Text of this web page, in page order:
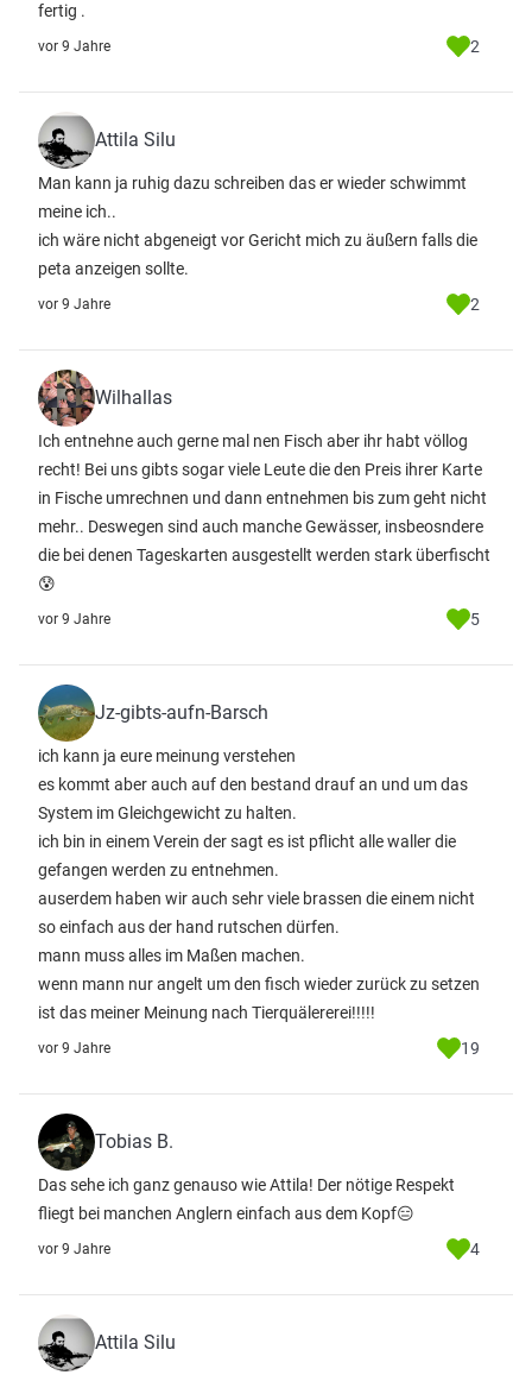
fertig .
vor 9 Jahre 2
Attila Silu
Man kann ja ruhig dazu schreiben das er wieder schwimmt
meine ich..
ich wäre nicht abgeneigt vor Gericht mich zu äußern falls die
peta anzeigen sollte.
vor 9 Jahre 2
Wilhallas
Ich entnehne auch gerne mal nen Fisch aber ihr habt völlog
recht! Bei uns gibts sogar viele Leute die den Preis ihrer Karte
in Fische umrechnen und dann entnehmen bis zum geht nicht
mehr.. Deswegen sind auch manche Gewässer, insbeosndere
die bei denen Tageskarten ausgestellt werden stark überfischt
😰
vor 9 Jahre 5
Jz-gibts-aufn-Barsch
ich kann ja eure meinung verstehen
es kommt aber auch auf den bestand drauf an und um das
System im Gleichgewicht zu halten.
ich bin in einem Verein der sagt es ist pflicht alle waller die
gefangen werden zu entnehmen.
auserdem haben wir auch sehr viele brassen die einem nicht
so einfach aus der hand rutschen dürfen.
mann muss alles im Maßen machen.
wenn mann nur angelt um den fisch wieder zurück zu setzen
ist das meiner Meinung nach Tierquälererei!!!!!
vor 9 Jahre 19
Tobias B.
Das sehe ich ganz genauso wie Attila! Der nötige Respekt
fliegt bei manchen Anglern einfach aus dem Kopf😑
vor 9 Jahre 4
Attila Silu